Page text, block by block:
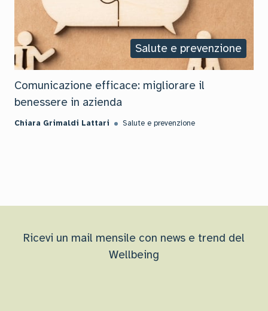
Salute e prevenzione
Comunicazione efficace: migliorare il
benessere in azienda
Chiara Grimaldi Lattari Salute e prevenzione
Ricevi un mail mensile con news e trend del
Wellbeing